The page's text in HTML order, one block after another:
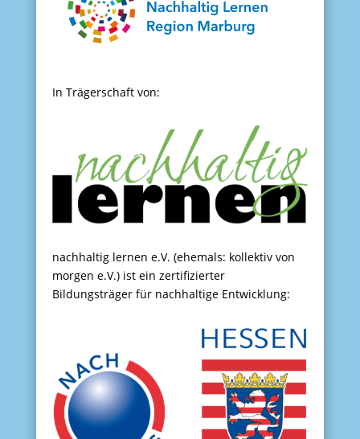
In Trägerschaft von:
nachhaltig lernen e.V. (ehemals: kollektiv von
morgen e.V.) ist ein zertifizierter
Bildungsträger für nachhaltige Entwicklung: